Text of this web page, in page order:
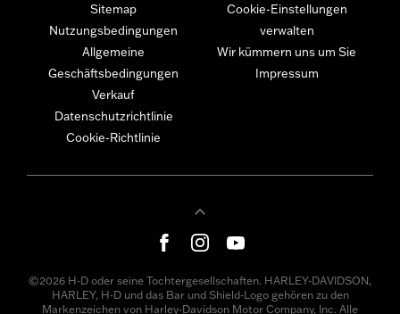
Sitemap
Nutzungsbedingungen
Allgemeine
Geschäftsbedingungen
Verkauf
Datenschutzrichtlinie
Cookie-Richtlinie
Cookie-Einstellungen
verwalten
Wir kümmern uns um Sie
Impressum
©2026 H-D oder seine Tochtergesellschaften. HARLEY-DAVIDSON,
HARLEY, H-D und das Bar und Shield-Logo gehören zu den
Markenzeichen von Harley-Davidson Motor Company, Inc. Alle